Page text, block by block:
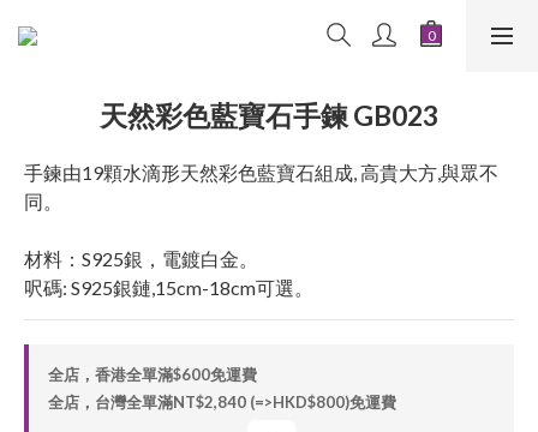
天然彩色藍寶石手鍊 GB023
手鍊由19顆水滴形天然彩色藍寶石組成, 高貴大方,與眾不
同。
材料：S925銀，電鍍白金。
呎碼: S925銀鏈,15cm-18cm可選。
全店，香港全單滿$600免運費
全店，台灣全單滿NT$2,840 (=>HKD$800)免運費